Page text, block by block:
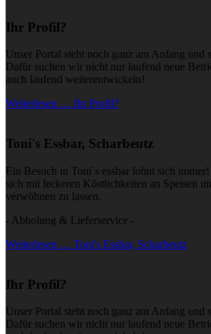
Ihr Profil?
Unser Portal steht noch ganz am Anfang und
Dafür suchen wir nicht nur laufend neue
auch laufend weiterentwickeln!
Weiterlesen … Ihr Profil?
Toni's Essbar, Scharbeutz
Ein Besuch in Toni´s essbar lohnt sich
sich mit leckeren Köstlichkeiten an Speisen
verwöhnen zu lassen.
- Abholung & Lieferservice -
Weiterlesen … Toni's Essbar, Scharbeutz
Ihr Profil?
Unser Portal steht noch ganz am Anfang und
Dafür suchen wir nicht nur laufend neue